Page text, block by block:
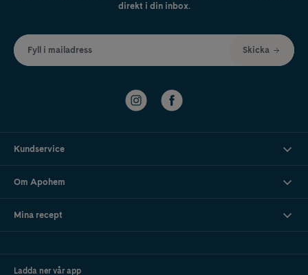
direkt i din inbox.
Fyll i mailadress Skicka
Kundservice
Om Apohem
Mina recept
Ladda ner vår app